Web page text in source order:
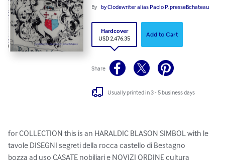
By by Clodewriter alias Paolo P. presseBchateau
Hardcover
USD 2,476.35
Add to Cart
Share
Usually printed in 3 - 5 business days
for COLLECTION this is an HARALDIC BLASON SIMBOL with le
tavole DISEGNI segreti della rocca castello di Bestagno
bozza ad uso CASATE nobiliari e NOVIZI ORDINE cultura